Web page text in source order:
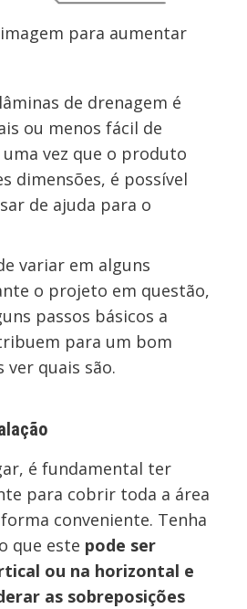
para aumentar
de drenagem é
ou menos fácil de
vez que o produto
dimensões, é possível
de ajuda para o
variar em alguns
o projeto em questão,
passos básicos a
para um bom
ver quais são.
é fundamental ter
para cobrir toda a área
conveniente. Tenha
que este pode ser
ou na horizontal e
as sobreposições